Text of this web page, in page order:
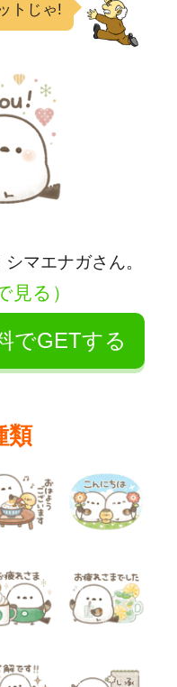
トじゃ!
マエナガさん。
見る）
でGETする
類